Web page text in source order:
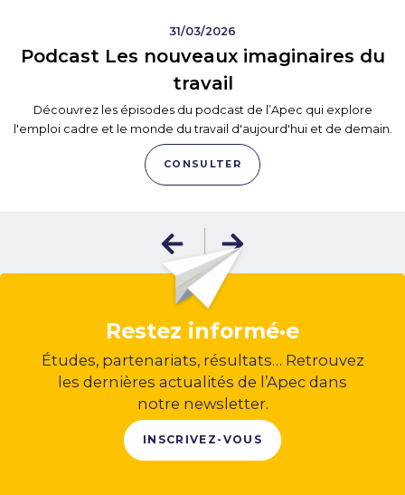
31/03/2026
Podcast Les nouveaux imaginaires du
travail
Découvrez les épisodes du podcast de l’Apec qui explore
l'emploi cadre et le monde du travail d'aujourd'hui et de demain.
CONSULTER
Restez informé·e
Études, partenariats, résultats… Retrouvez
les dernières actualités de l’Apec dans
notre newsletter.
INSCRIVEZ-VOUS